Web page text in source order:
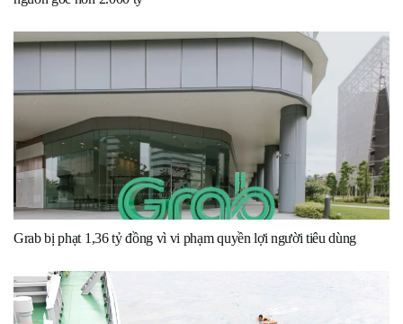
Grab bị phạt 1,36 tỷ đồng vì vi phạm quyền lợi người tiêu dùng